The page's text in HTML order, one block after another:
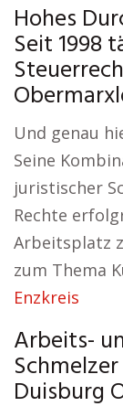
Hohes
Seit 1998
Und genau
Seine
juristischer
Rechte
Arbeitsplatz
zum Thema
Enzkreis
Arbeits-
Duisburg